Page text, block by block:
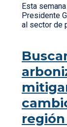
Esta
Presidente
al sector de